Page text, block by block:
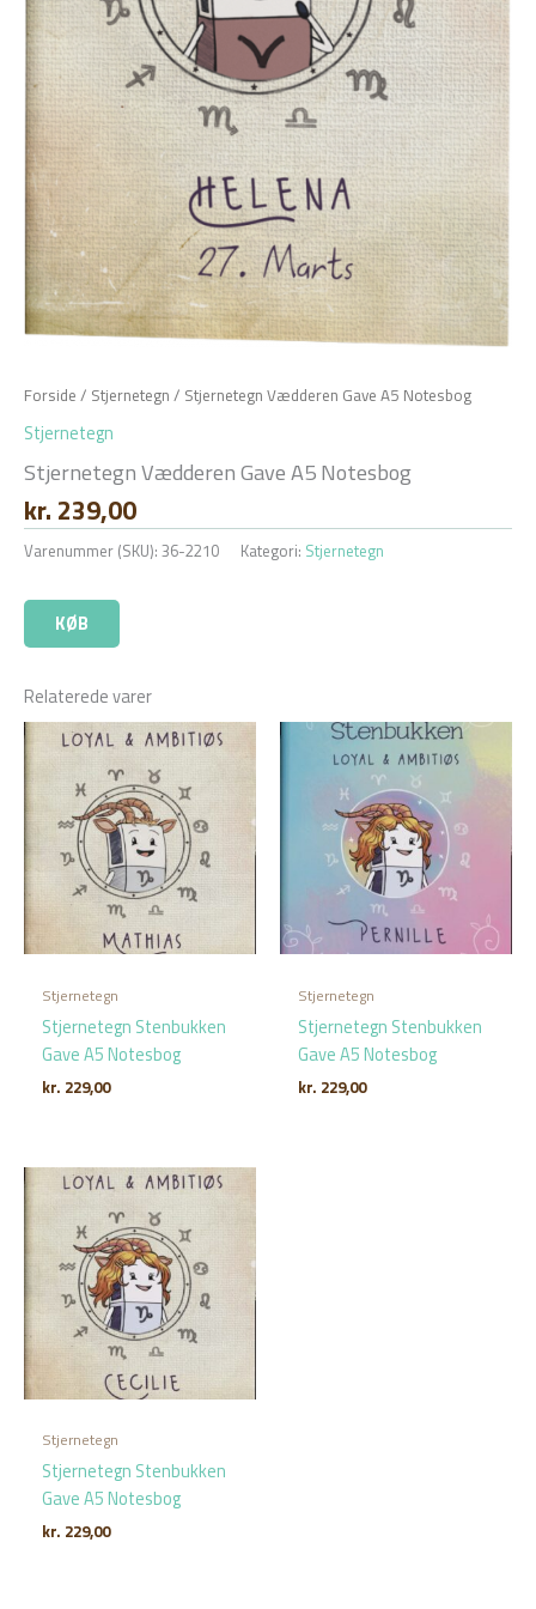
Forside / Stjernetegn / Stjernetegn Vædderen Gave A5 Notesbog
Stjernetegn
Stjernetegn Vædderen Gave A5 Notesbog
kr. 239,00
Varenummer (SKU): 36-2210 Kategori: Stjernetegn
KØB
Relaterede varer
Stjernetegn
Stjernetegn Stenbukken
Gave A5 Notesbog
kr. 229,00
Stjernetegn
Stjernetegn Stenbukken
Gave A5 Notesbog
kr. 229,00
Stjernetegn
Stjernetegn Stenbukken
Gave A5 Notesbog
kr. 229,00